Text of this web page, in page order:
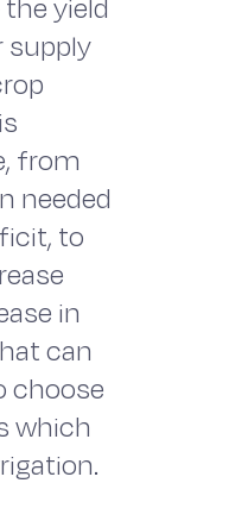
yield
supply
from
needed
to
in
can
choose
which